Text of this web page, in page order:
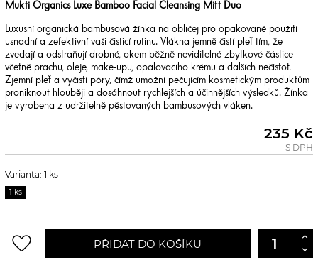
Mukti Organics Luxe Bamboo Facial Cleansing Mitt Duo
Luxusní organická bambusová žínka na obličej pro opakované použití
usnadní a zefektivní vaši čisticí rutinu. Vlákna jemně čistí pleť tím, že
zvedají a odstraňují drobné, okem běžně neviditelné zbytkové částice
včetně prachu, oleje, make-upu, opalovacího krému a dalších nečistot.
Zjemní pleť a vyčistí póry, čímž umožní pečujícím kosmetickým produktům
proniknout hlouběji a dosáhnout rychlejších a účinnějších výsledků. Žínka
je vyrobena z udržitelně pěstovaných bambusových vláken.
235 Kč
S DPH
Varianta: 1 ks
1 ks
favorite_border PŘIDAT DO KOŠÍKU